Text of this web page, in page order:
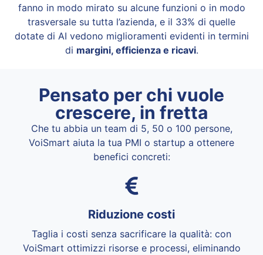
fanno in modo mirato su alcune funzioni o in modo
trasversale su tutta l’azienda, e il 33% di quelle
dotate di AI vedono miglioramenti evidenti in termini
di margini, efficienza e ricavi.
Pensato per chi vuole
crescere, in fretta
Che tu abbia un team di 5, 50 o 100 persone,
VoiSmart aiuta la tua PMI o startup a ottenere
benefici concreti:
Riduzione costi
Taglia i costi senza sacrificare la qualità: con
VoiSmart ottimizzi risorse e processi, eliminando